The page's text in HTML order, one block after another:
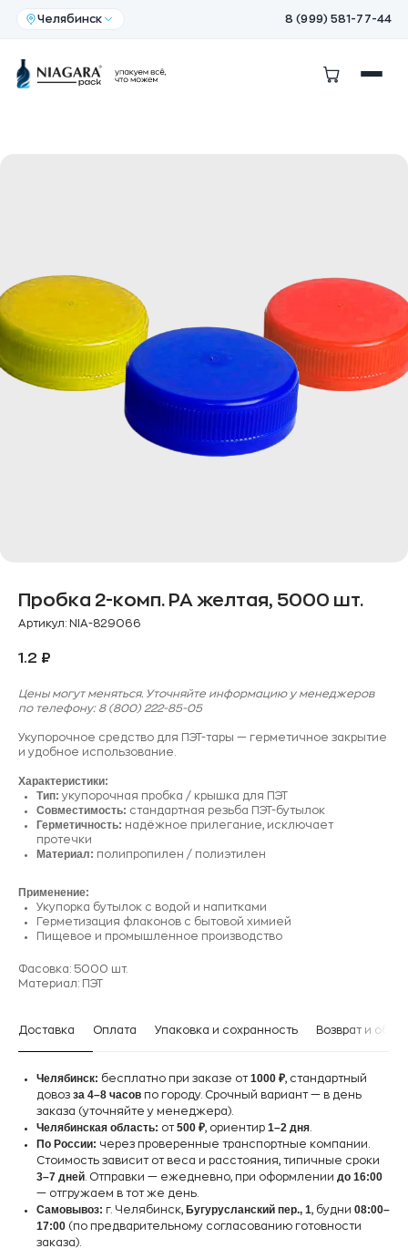
Челябинск 8 (999) 581-77-44
Пробка 2-комп. РА желтая, 5000 шт.
Артикул: NIA-829066
1.2 ₽
Цены могут меняться. Уточняйте информацию у менеджеров
по телефону: 8 (800) 222-85-05
Укупорочное средство для ПЭТ-тары — герметичное закрытие
и удобное использование.
Характеристики:
Тип: укупорочная пробка / крышка для ПЭТ
Совместимость: стандартная резьба ПЭТ-бутылок
Герметичность: надёжное прилегание, исключает
протечки
Материал: полипропилен / полиэтилен
Применение:
Укупорка бутылок с водой и напитками
Герметизация флаконов с бытовой химией
Пищевое и промышленное производство
Фасовка: 5000 шт.
Материал: ПЭТ
Доставка Оплата Упаковка и сохранность Возврат и
Челябинск: бесплатно при заказе от1000 ₽, стандартный
довоз за 4–8 часов по городу. Срочный вариант — в день
заказа (уточняйте у менеджера).
Челябинская область: от500 ₽, ориентир 1–2 дня
По России: через проверенные транспортные компании.
Стоимость зависит от веса и расстояния, типичные сроки
3–7 дней . Отправки — ежедневно, при оформлении до 16:00
— отгружаем в тот же день.
Самовывоз: г. Челябинск, Бугурусланский пер., 1, будни 08:00–
17:00 (по предварительному согласованию готовности
заказа).